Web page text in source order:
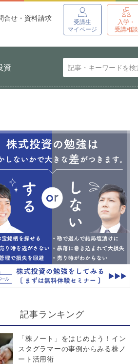
受講生
マイページ
入学・
受講相談
合せ・資料請求
資
記事ランキング
「株ノート」をはじめよう！イン
スタグラマーの事例からみる株ノ
ート活用術